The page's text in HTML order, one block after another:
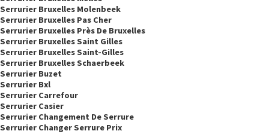
Serrurier Bruxelles Molenbeek
Serrurier Bruxelles Pas Cher
Serrurier Bruxelles Près De Bruxelles
Serrurier Bruxelles Saint Gilles
Serrurier Bruxelles Saint-Gilles
Serrurier Bruxelles Schaerbeek
Serrurier Buzet
Serrurier Bxl
Serrurier Carrefour
Serrurier Casier
Serrurier Changement De Serrure
Serrurier Changer Serrure Prix